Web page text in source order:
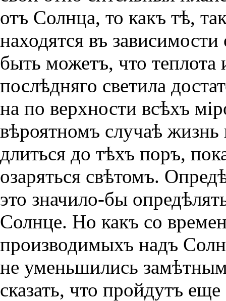
отъ Солнца, то какъ тѣ,
находятся въ
быть можетъ, что теплота
послѣдняго светила
на по верхности всѣхъ
вѣроятномъ случаѣ
длиться до тѣхъ поръ,
озаряться свѣтомъ.
это значило-бы
Солнце. Но какъ со
производимыхъ надъ
не уменьшились
сказать, что пройдутъ